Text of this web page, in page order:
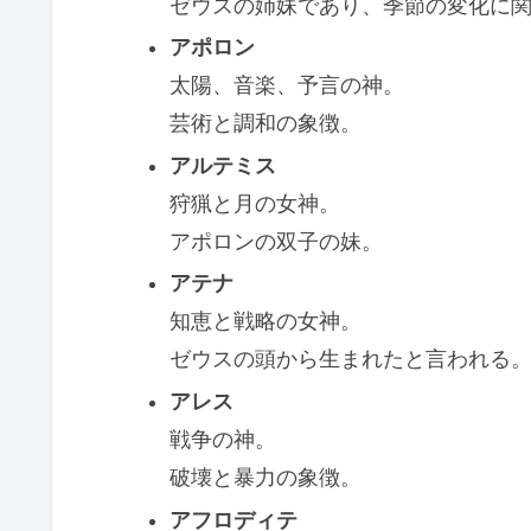
ゼウスの姉妹であり、季節の変化に関
アポロン
太陽、音楽、予言の神。
芸術と調和の象徴。
アルテミス
狩猟と月の女神。
アポロンの双子の妹。
アテナ
知恵と戦略の女神。
ゼウスの頭から生まれたと言われる。
アレス
戦争の神。
破壊と暴力の象徴。
アフロディテ